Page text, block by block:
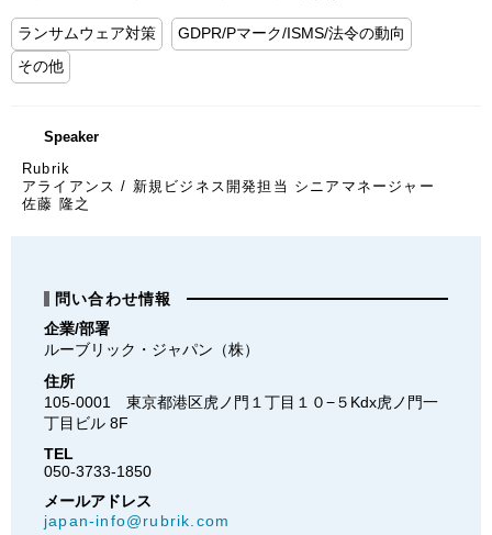
ランサムウェア対策
GDPR/Pマーク/ISMS/法令の動向
その他
Speaker
Rubrik
アライアンス / 新規ビジネス開発担当 シニアマネージャー
佐藤 隆之
問い合わせ情報
企業/部署
ルーブリック・ジャパン（株）
住所
105-0001　東京都港区虎ノ門１丁目１０−５Kdx虎ノ門一
丁目ビル 8F
TEL
050-3733-1850
メールアドレス
japan-info@rubrik.com